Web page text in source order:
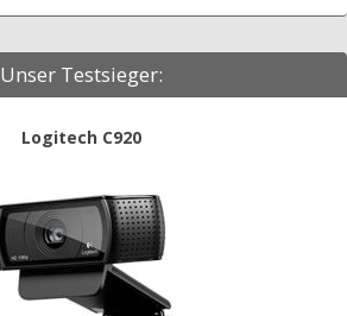
Unser Testsieger:
Logitech C920